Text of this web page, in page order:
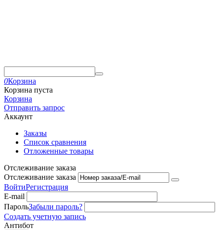
0Корзина
Корзина пуста
Корзина
Отправить запрос
Аккаунт
Заказы
Список сравнения
Отложенные товары
Отслеживание заказа
Отслеживание заказа
ВойтиРегистрация
E-mail
ПарольЗабыли пароль?
Создать учетную запись
Антибот